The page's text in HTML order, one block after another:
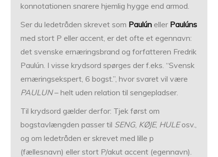
konnotationen snarere hjemlig hygge end armod.
Ser du ledetråden skrevet som Paulún eller Paulúns
med stort P eller accent, er det ofte et egennavn:
det svenske ernæringsbrand og forfatteren Fredrik
Paulún. I visse krydsord spørges der f.eks. “Svensk
ernæringsekspert, 6 bogst.”, hvor svaret vil være
PAULUN– helt uden relation til sengepladser.
Til krydsord gælder derfor: Tjek først om
bogstavlængden passer til SENG, KØJE, HULEosv.,
og om ledetråden er skrevet med lille p
(fællesnavn) eller stort P/akut accent (egennavn).